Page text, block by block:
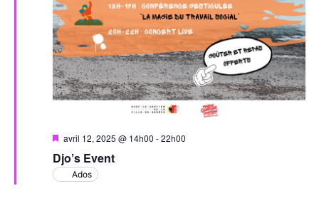
Djo’s Event
Mis
avant
avril 12, 2025 @ 14h00 -22h00
Ados